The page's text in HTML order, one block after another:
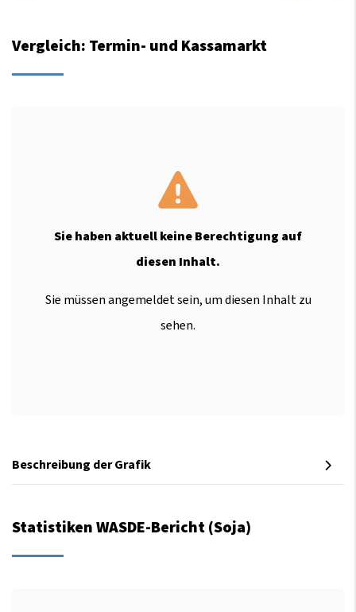
Vergleich: Termin- und Kassamarkt
Sie haben aktuell keine Berechtigung auf
diesen Inhalt.
Sie müssen angemeldet sein, um diesen Inhalt zu
sehen.
Beschreibung der Grafik
Statistiken WASDE-Bericht (Soja)